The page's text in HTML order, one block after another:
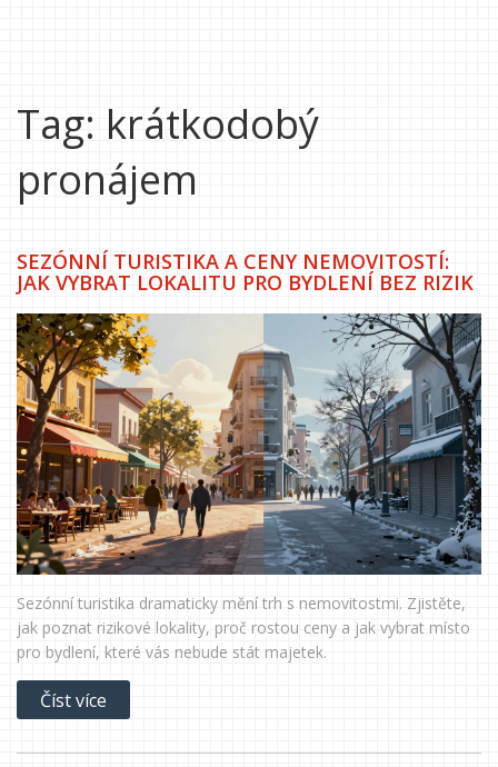
Tag: krátkodobý
pronájem
SEZÓNNÍ TURISTIKA A CENY NEMOVITOSTÍ:
JAK VYBRAT LOKALITU PRO BYDLENÍ BEZ RIZIK
Sezónní turistika dramaticky mění trh s nemovitostmi. Zjistěte,
jak poznat rizikové lokality, proč rostou ceny a jak vybrat místo
pro bydlení, které vás nebude stát majetek.
Číst více